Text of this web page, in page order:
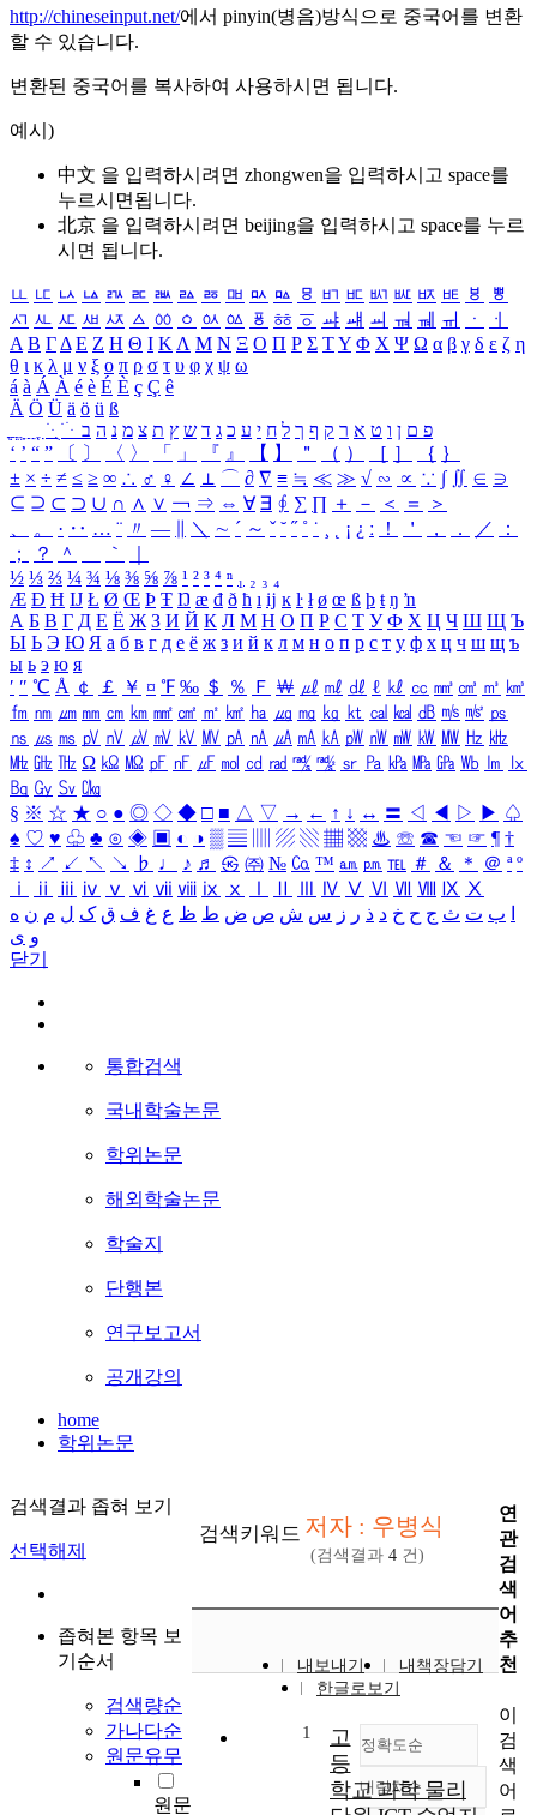
http://chineseinput.net/에서 pinyin(병음)방식으로 중국어를 변환
할 수 있습니다.
변환된 중국어를 복사하여 사용하시면 됩니다.
예시)
中文 을 입력하시려면 zhongwen을 입력하시고 space를
누르시면됩니다.
北京 을 입력하시려면 beijing을 입력하시고 space를 누르
시면 됩니다.
ㅥ ㅦ ㅧ ㅨ ㅩ ㅪ ㅫ ㅬ ㅭ ㅮ ㅯ ㅰ ㅱ ㅲ ㅳ ㅴ ㅵ ㅶ ㅷ ㅸ
ㅹ
ㅺ ㅻ ㅼ ㅽ ㅾ ㅿ ㆀ ㆁ ㆂ ㆃ ㆄ ㆅ ㆆ ㆇ ㆈ ㆉ ㆊ ㆋ ㆌ ㆍ
ㆎ
Α Β ΓΔ Ε Ζ Η Θ Ι ΚΛ Μ Ν Ξ Ο Π Ρ Σ ΤΥ Φ Χ Ψ Ω α β γ δ ε ζ η
θ ι κ λ μ ν ξ ο π ρ σ τ υ φ χ ψ ω
á à Á À é è É È ç Ç ê
Ä Ö Ü ä ö ü ß
ִֶֹ ֻּ ׁׂ פ ם ן ו ט א ר ק ף ך ל ח י ע כ ג ד ש ץ ת צ מ נ ה ב
‘ ’ “ ” 〔 〕 〈 〉 「 」 『 』 【 】 ＂ （ ） ［ ］ ｛ ｝
± × ÷ ≠ ≤ ≥ ∞ ∴ ♂ ♀ ∠ ⊥ ⌒ ∂ ∇ ≡ ≒ ≪ ≫ √ ∽ ∝ ∵ ∫ ∬ ∈ ∋
⊆ ⊇ ⊂ ⊃ ∪ ∩ ∧ ∨ ￢ ⇒ ⇔ ∀ ∃ ∮ ∑ ∏ ＋ － ＜ ＝
＞
、
。 · ‥ … ¨ 〃 ― ＼ ∼ ´ ～ ˇ ˘ ˝ ˚ ˙ ¸ ¡ ¿ ː ！ ＇ ， ． ／
：
；
？ ＾ ｀
½ ⅓ ⅔ ¼ ¾ ⅛ ⅜ ⅝ ⅞ ¹ ² ³ ⁴ ⁿ ₁ ₂ ₃ ₄
Æ Ð Ħ Ĳ Ł Ø Œ Þ Ŧ Ŋ æ đ ð ħ ı ĳ ĸ ŀ ł ø œ ß þ ŧ ŋ ŉ
А Б В Г Д Е Ё Ж З И Й К Л М Н О П Р С Т У Ф Х Ц Ч Ш Щ Ъ
Ы Ь Э Ю Я а б в г д е ё ж з и й к л м н о п р с т у ф х ц ч ш щ ъ
ы ь э ю я
′ ″ ℃ Å ￠ ￡ ￥ ¤ ℉ ‰ ＄ ％ Ｆ ￦ ㎕ ㎖ ㎗ ℓ ㎘ ㏄ ㎣ ㎤ ㎥ ㎦
㎙ ㎚ ㎛ ㎜ ㎝ ㎞ ㎟ ㎠ ㎡ ㎢ ㏊ ㎍ ㎎ ㎏ ㏏ ㎈ ㎉ ㏈ ㎧ ㎨ ㎰
㎱ ㎲ ㎳ ㎴ ㎵ ㎶ ㎷ ㎸ ㎹ ㎀ ㎁ ㎂ ㎃ ㎄ ㎺ ㎻ ㎽ ㎾ ㎿ ㎐ ㎑
㎒ ㎓ ㎔ Ω ㏀ ㏁ ㎊ ㎋ ㎌ ㏖ ㏅ ㎭ ㎮ ㎯ ㏛ ㎩ ㎪ ㎫ ㎬ ㏝ ㏐
㏓
㏃ ㏉ ㏜ ㏆
§ ※ ☆ ★ ○ ● ◎ ◇ ◆ □ ■ △ ▽ → ← ↑ ↓ ↔ 〓 ◁ ◀ ▷ ▶ ♤
♠ ♡ ♥ ♧ ♣ ⊙ ◈ ▣ ◐ ◑ ▒ ▤ ▨ ▧ ▦ ▩ ♨ ☏ ☎ ☜ ☞ ¶ †
‡ ↕ ↗ ↙ ↖ ↘ ♭ ♩ ♪ ♬ ㉿ ㈜ № ㏇ ™ ㏂ ㏘ ℡ ＃ ＆ ＊ ＠ ª º
ⅰ
ⅱ ⅲ ⅳ ⅴ ⅵ ⅶ ⅷ ⅸ ⅹ Ⅳ Ⅴ Ⅵ Ⅶ Ⅷ Ⅸ Ⅹ
ب ت ث ج ح خ د ذ ر ز س ش ص ض ط ظ ع غ ف ق ک ل م ن ه
و ی
닫기
통합검색
국내학술논문
학위논문
해외학술논문
학술지
단행본
연구보고서
공개강의
home
학위논문
검색결과 좁혀 보기
선택해제
좁혀본 항목 보
기순서
검색량순
가나다순
원문유무
원문
검색키워드 저자 : 우병식
(검색결과 4 건)
내보내기
내책장담기
한글로보기
정확도순
정확도
내림차순
1
고
등
학교 과학 물리
연
관
검
색
어
추
천
이
검
색
어